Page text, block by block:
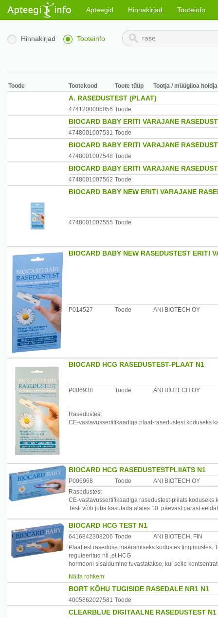
Apteegid Hinnakirjad Tooteinfo
Hinnakirjad Tooteinfo
Toode Tootekood Toote tüüp Tootja / müügiloa hoidja
A. RASEDUSTEST (PLAAT)
4741200005056 Toode
BIOCARD BABY ERITI VARAJANE
4748001007531 Toode
BIOCARD BABY ERITI VARAJANE
4748001007548 Toode
BIOCARD BABY ERITI VARAJANE
4748001007562 Toode
BIOCARD BABY NEW ERITI VARAJANE
4748001007555 Toode
BIOCARD BABY NEW RASEDUSTEST ERITI
P014527 Toode ANI BIOTECH OY
BIOCARD HCG RASEDUSTEST-PLAAT N1
P006938 Toode ANI BIOTECH OY
Rasedustest
CE-vastavussertifikaadiga plaat-rasedustest koduseks
BIOCARD HCG RASEDUSTESTPLIIATS N1
P006968 Toode
ANI BIOTECH OY
Rasedustest
CE-vastavussertifikaadiga rasedustest-pliiats
Testi võib juba kasutada alates 10. päevast pärast
BIOCARD HCG TEST N1
6416842308206 Toode
ANI BIOTECH, FIN
Plaattest raseduse määramiseks kodustes
reguleeritud nii ,et HCG
hormooni sisaldumine tuvastatakse, kui selle
päeval pärast rasestumist.
Pakend sisaldab: vaakumpakendit, milles on
Enne testi läbiviimist loe hoolikalt kasutusjuhendit!
Näita rohkem
BORT KÕHU TUGISIDE RASEDALE NR1 N1
4005862027581 Toode
CLEARBLUE DIGITAALNE RASEDUSTEST N1